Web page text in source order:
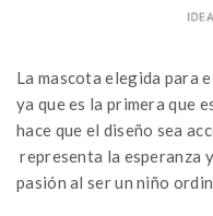
La mascota elegida para
ya que es la primera que
hace que el diseño sea
representa la esperanza
pasión al ser un niño